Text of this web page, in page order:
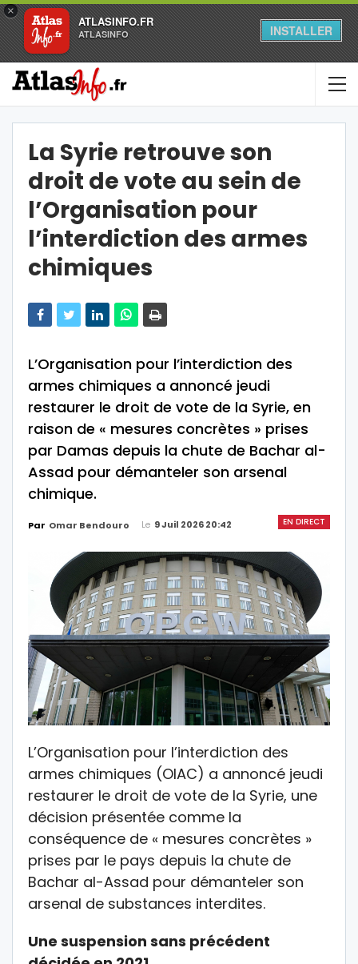
×
ATLASINFO.FR
ATLASINFO INSTALLER
La Syrie retrouve son
droit de vote au sein de
l’Organisation pour
l’interdiction des armes
chimiques
L’Organisation pour l’interdiction des
armes chimiques a annoncé jeudi
restaurer le droit de vote de la Syrie, en
raison de « mesures concrètes » prises
par Damas depuis la chute de Bachar al-
Assad pour démanteler son arsenal
chimique.
EN DIRECT
Par Omar Bendouro Le 9 Juil 2026 20:42
L’Organisation pour l’interdiction des
armes chimiques (OIAC) a annoncé jeudi
restaurer le droit de vote de la Syrie, une
décision présentée comme la
conséquence de « mesures concrètes »
prises par le pays depuis la chute de
Bachar al-Assad pour démanteler son
arsenal de substances interdites.
Une suspension sans précédent